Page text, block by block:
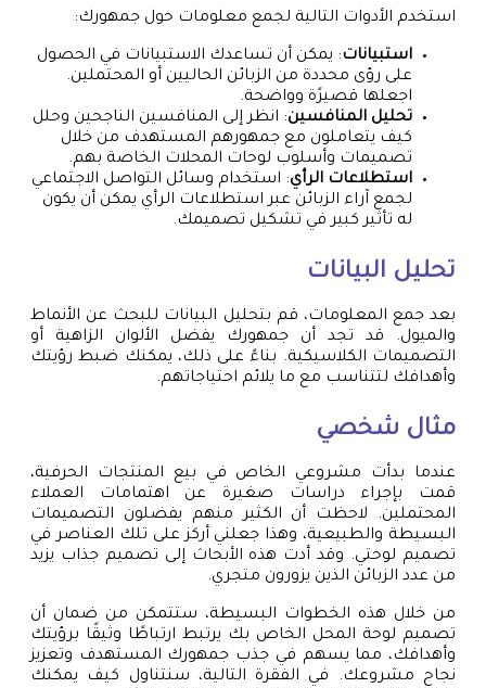
استخدم الأدوات التالية لجمع معلومات حول جمهورك:
استبيانات: يمكن أن تساعدك الاستبيانات في الحصول
على رؤى محددة من الزبائن الحاليين أو المحتملين.
اجعلها قصيرًة وواضحة.
تحليل المنافسين: انظر إلى المنافسين الناجحين وحلل
كيف يتعاملون مع جمهورهم المستهدف من خلال
تصميمات وأسلوب لوحات المحلات الخاصة بهم.
استطلاعات الرأي: استخدام وسائل التواصل الاجتماعي
لجمع آراء الزبائن عبر استطلاعات الرأي يمكن أن يكون
له تأثير كبير في تشكيل تصميمك.
تحليل البيانات
بعد جمع المعلومات، قم بتحليل البيانات للبحث عن الأنماط
والميول. قد تجد أن جمهورك يفضل الألوان الزاهية أو
التصميمات الكلاسيكية. بناءً على ذلك، يمكنك ضبط رؤيتك
وأهدافك لتتناسب مع ما يلائم احتياجاتهم.
مثال شخصي
عندما بدأت مشروعي الخاص في بيع المنتجات الحرفية،
قمت بإجراء دراسات صغيرة عن اهتمامات العملاء
المحتملين. لاحظت أن الكثير منهم يفضلون التصميمات
البسيطة والطبيعية، وهذا جعلني أركز على تلك العناصر في
تصميم لوحتي. وقد أدت هذه الأبحاث إلى تصميم جذاب يزيد
من عدد الزبائن الذين يزورون متجري.
من خلال هذه الخطوات البسيطة، ستتمكن من ضمان أن
تصميم لوحة المحل الخاص بك يرتبط ارتباطًا وثيقًا برؤيتك
وأهدافك، مما يسهم في جذب جمهورك المستهدف وتعزيز
نجاح مشروعك. في الفقرة التالية، سنتناول كيف يمكنك